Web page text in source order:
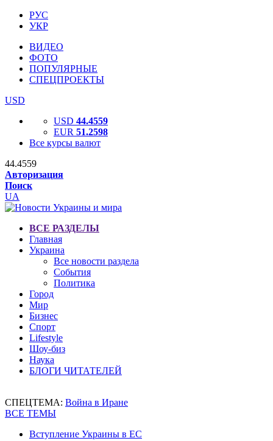
РУС
УКР
ВИДЕО
ФОТО
ПОПУЛЯРНЫЕ
СПЕЦПРОЕКТЫ
USD
USD 44.4559
EUR 51.2598
Все курсы валют
44.4559
Авторизация
Поиск
UA
ВСЕ РАЗДЕЛЫ
Главная
Украина
Все новости раздела
События
Политика
Город
Мир
Бизнес
Спорт
Lifestyle
Шоу-биз
Наука
БЛОГИ ЧИТАТЕЛЕЙ
СПЕЦТЕМА: Война в Иране
ВСЕ ТЕМЫ
Вступление Украины в ЕС